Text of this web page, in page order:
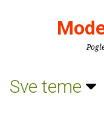
Sve teme